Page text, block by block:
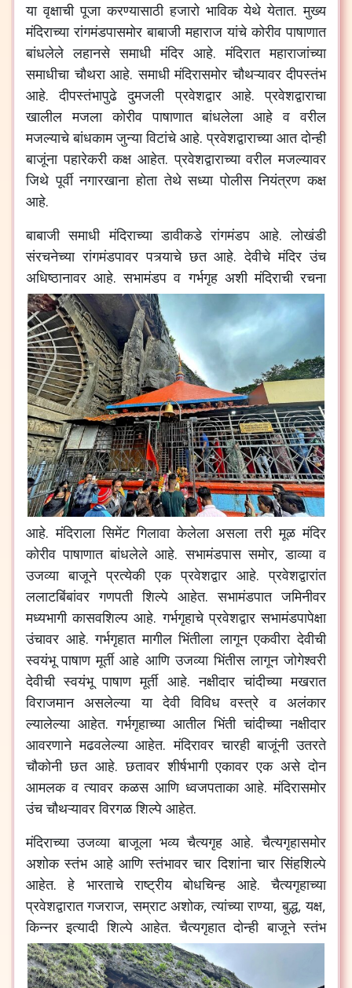
या वृक्षाची पूजा करण्यासाठी हजारो भाविक येथे येतात. मुख्य
मंदिराच्या रांगमंडपासमोर बाबाजी महाराज यांचे कोरीव पाषाणात
बांधलेले लहानसे समाधी मंदिर आहे. मंदिरात महाराजांच्या
समाधीचा चौथरा आहे. समाधी मंदिरासमोर चौथऱ्यावर दीपस्तंभ
आहे. दीपस्तंभापुढे दुमजली प्रवेशद्वार आहे. प्रवेशद्वाराचा
खालील मजला कोरीव पाषाणात बांधलेला आहे व वरील
मजल्याचे बांधकाम जुन्या विटांचे आहे. प्रवेशद्वाराच्या आत दोन्ही
बाजूंना पहारेकरी कक्ष आहेत. प्रवेशद्वाराच्या वरील मजल्यावर
जिथे पूर्वी नगारखाना होता तेथे सध्या पोलीस नियंत्रण कक्ष
आहे.
बाबाजी समाधी मंदिराच्या डावीकडे रांगमंडप आहे. लोखंडी
संरचनेच्या रांगमंडपावर पत्र्याचे छत आहे. देवीचे मंदिर उंच
अधिष्ठानावर आहे.सभामंडप व गर्भगृह अशी मंदिराची रचना
आहे. मंदिराला सिमेंट गिलावा केलेला असला तरी मूळ मंदिर
कोरीव पाषाणात बांधलेले आहे. सभामंडपास समोर, डाव्या व
उजव्या बाजूने प्रत्येकी एक प्रवेशद्वार आहे. प्रवेशद्वारांत
ललाटबिंबांवर गणपती शिल्पे आहेत. सभामंडपात जमिनीवर
मध्यभागी कासवशिल्प आहे. गर्भगृहाचे प्रवेशद्वार सभामंडपापेक्षा
उंचावर आहे. गर्भगृहात मागील भिंतीला लागून एकवीरा देवीची
स्वयंभू पाषाण मूर्ती आहे आणि उजव्या भिंतीस लागून जोगेश्वरी
देवीची स्वयंभू पाषाण मूर्ती आहे. नक्षीदार चांदीच्या मखरात
विराजमान असलेल्या या देवी विविध वस्त्रे व अलंकार
ल्यालेल्या आहेत. गर्भगृहाच्या आतील भिंती चांदीच्या नक्षीदार
आवरणाने मढवलेल्या आहेत. मंदिरावर चारही बाजूंनी उतरते
चौकोनी छत आहे. छतावर शीर्षभागी एकावर एक असे दोन
आमलक व त्यावर कळस आणि ध्वजपताका आहे. मंदिरासमोर
उंच चौथऱ्यावर विरगळ शिल्पे आहेत.
मंदिराच्या उजव्या बाजूला भव्य चैत्यगृह आहे. चैत्यगृहासमोर
अशोक स्तंभ आहे आणि स्तंभावर चार दिशांना चार सिंहशिल्पे
आहेत. हे भारताचे राष्ट्रीय बोधचिन्ह आहे. चैत्यगृहाच्या
प्रवेशद्वारात गजराज, सम्राट अशोक, त्यांच्या राण्या, बुद्ध, यक्ष,
किन्नर इत्यादी शिल्पे आहेत. चैत्यगृहात दोन्ही बाजूने स्तंभ